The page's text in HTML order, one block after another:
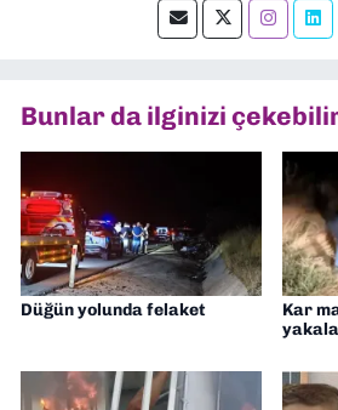
okumayı severim.
Bunlar da ilginizi
Düğün yolunda felaket
Kar